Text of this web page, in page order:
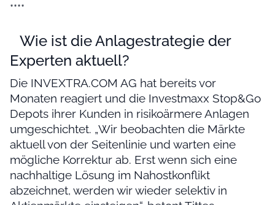
****
Wie ist die Anlagestrategie der
Experten aktuell?
Die INVEXTRA.COM AG hat bereits vor
Monaten reagiert und die Investmaxx Stop&Go
Depots ihrer Kunden in risikoärmere Anlagen
umgeschichtet. „Wir beobachten die Märkte
aktuell von der Seitenlinie und warten eine
mögliche Korrektur ab. Erst wenn sich eine
nachhaltige Lösung im Nahostkonflikt
abzeichnet, werden wir wieder selektiv in